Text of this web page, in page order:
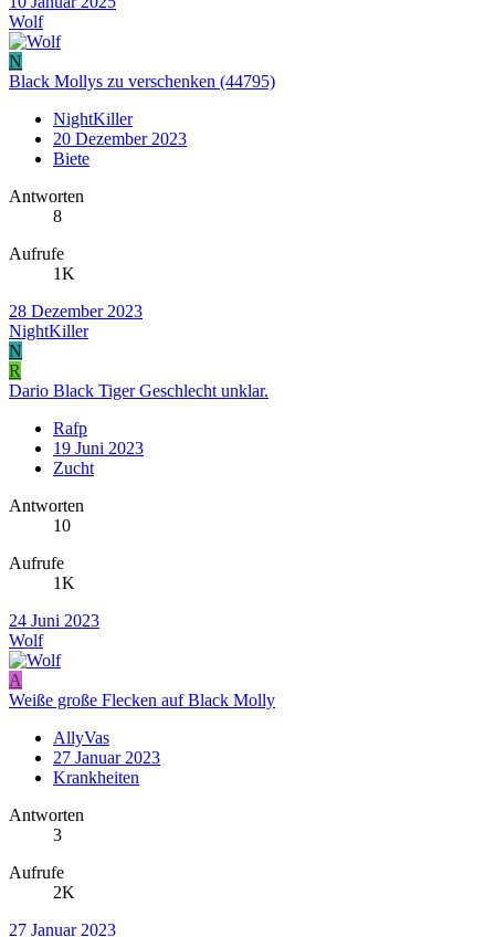
Wolf
N
Black Mollys zu verschenken (44795)
NightKiller
20 Dezember 2023
Biete
Antworten
8
Aufrufe
1K
28 Dezember 2023
NightKiller
N
R
Dario Black Tiger Geschlecht unklar.
Rafp
19 Juni 2023
Zucht
Antworten
10
Aufrufe
1K
24 Juni 2023
Wolf
A
Weiße große Flecken auf Black Molly
AllyVas
27 Januar 2023
Krankheiten
Antworten
3
Aufrufe
2K
27 Januar 2023